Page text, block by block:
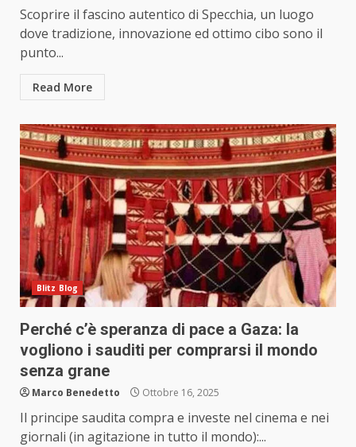
Scoprire il fascino autentico di Specchia, un luogo
dove tradizione, innovazione ed ottimo cibo sono il
punto...
Read More
Blitz Blog
Perché c’è speranza di pace a Gaza: la
vogliono i sauditi per comprarsi il mondo
senza grane
Marco Benedetto Ottobre 16, 2025
Il principe saudita compra e investe nel cinema e nei
giornali (in agitazione in tutto il mondo):...